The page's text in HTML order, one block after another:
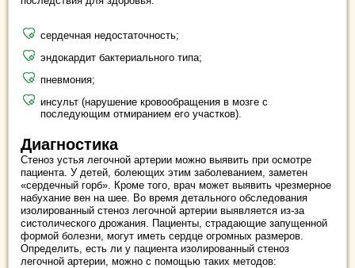
сердечная недостаточность;
эндокардит бактериального типа;
пневмония;
инсульт (нарушение кровообращения в мозге с
последующим отмиранием его участков).
Диагностика
Стеноз устья легочной артерии можно выявить при осмотре
пациента. У детей, болеющих этим заболеванием, заметен
«сердечный горб». Кроме того, врач может выявить чрезмерное
набухание вен на шее. Во время детального обследования
изолированный стеноз легочной артерии выявляется из-за
систолического дрожания. Пациенты, страдающие запущенной
формой болезни, могут иметь сердце огромных размеров.
Определить, есть ли у пациента изолированный стеноз
легочной артерии, можно с помощью таких методов: